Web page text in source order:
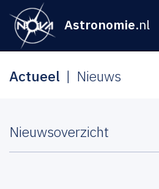
Astronomie.nl
Actueel Nieuws
Nieuwsoverzicht